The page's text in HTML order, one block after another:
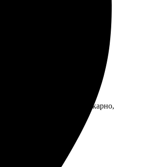
доставка — в срок.
Календарь выглядит шикарно,